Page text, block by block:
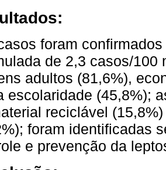
foram
de 2,3 casos/100
adultos (81,6%),
escolaridade (45,8%);
reciclável
foram identificadas
e prevenção da